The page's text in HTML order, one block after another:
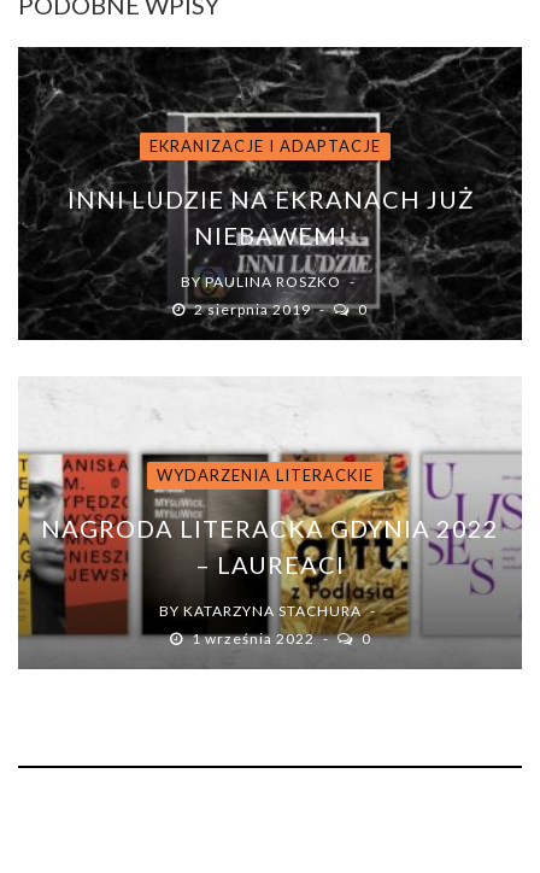
EKRANIZACJE I ADAPTACJE
INNI LUDZIE NA EKRANACH JUŻ
NIEBAWEM!
BYPAULINA ROSZKO
2 sierpnia 2019
0
WYDARZENIA LITERACKIE
NAGRODA LITERACKA GDYNIA 2022
– LAUREACI
BY KATARZYNA STACHURA
1 września 2022
0